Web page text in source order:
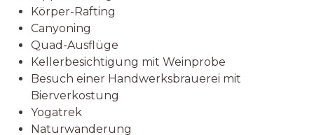
Körper-Rafting
Canyoning
Quad-Ausflüge
Kellerbesichtigung mit Weinprobe
Besuch einer Handwerksbrauerei mit
Bierverkostung
Yogatrek
Naturwanderung